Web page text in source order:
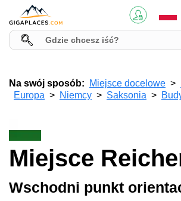
Na swój sposób: Miejsce docelowe
Europa
Niemcy Saksonia
Miejsce
Wschodni punkt